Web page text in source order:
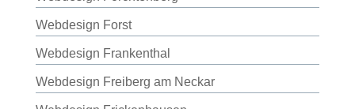
Webdesign Forst
Webdesign Frankenthal
Webdesign Freiberg am Neckar